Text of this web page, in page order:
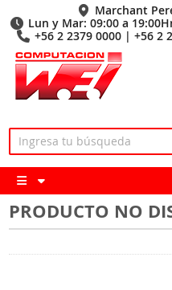
Marchant
Lun y Mar: 09:00 a
+56 2 2379 0000 | +56 2
PRODUCTO NO